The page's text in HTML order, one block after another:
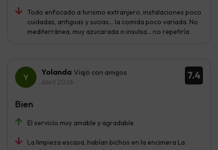
Todo enfocado a turismo extranjero, instalaciones poco
cuidadas, antiguas y sucias… la comida poco variada. No
mediterránea, muy azucarada o insulsa… no repetiría
7.4
Yolanda Viajó con amigos
Abril 2026
El servicio muy amable y agradable
La limpieza escasa, habían bichos en la encimera La
Bien